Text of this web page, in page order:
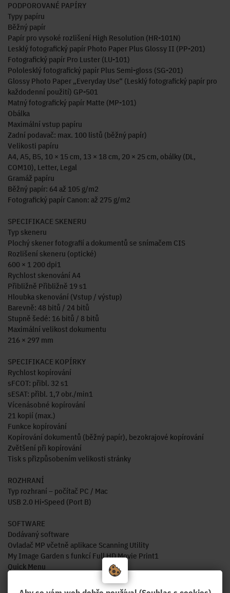
PODPOROVANÉ PAPÍRY
Typy papíru
Běžný papír
Papír pro vysoké rozlišení High Resolution (HR-101N)
Lesklý fotografický papír Photo Paper Plus Glossy II (PP-201)
Fotografický papír Pro Luster (LU-101)
Pololesklý fotografický papír Plus Semi-gloss (SG-201)
Glossy Photo Paper „Everyday Use“ (Lesklý fotografický papír pro
každodenní použití) GP-501
Matný fotografický papír Matte (MP-101)
Obálka
Maximální vstup papíru
Zadní podavač: max. 100 listů (běžný papír)
Velikosti papíru
A4, A5, B5, 10 × 15 cm, 13 × 18 cm, 20 × 25 cm, obálky (DL,
COM10), Letter, Legal
Gramáž papíru
Běžný papír: 64 až 105 g/m2
Fotografický papír Canon: až 275 g/m2
SPECIFIKACE SKENERU
Typ skeneru
Plochý skener fotografií a dokumentů se snímačem CIS
Rozlišení skeneru (optické)
600 × 1 200 dpi1
Rychlost skenování A4
Přibližně Přibližně 19 s1
Hloubka skenování (Vstup / výstup)
Barevně: 48 bitů / 24 bitů
Stupně šedé: 16 bitů / 8 bitů
Maximální velikost dokumentu
216 × 297 mm
SPECIFIKACE KOPÍRKY
Rychlost kopírování
sFCOT: přibl. 32 s1
sESAT: přibl. 1,7 obr./min1
Vícenásobné kopírování
21 kopií (max.)
Funkce kopírování
Kopírování dokumentů (běžný papír), bezokrajové kopírování
Zvětšení při kopírování
Tisk s přizpůsobením velikosti stránky
ROZHRANÍ
Typ rozhraní – počítač PC / Mac
USB 2.0 Hi-Speed (Port B)
SOFTWARE
Dodávaný software
Ovladač MP včetně aplikace Scanning Utility
My Image Garden s funkcí Full HD Movie Print1
Quick Menu